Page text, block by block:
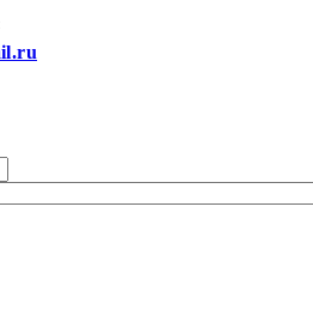
11 22 | 8(905)367-58-58